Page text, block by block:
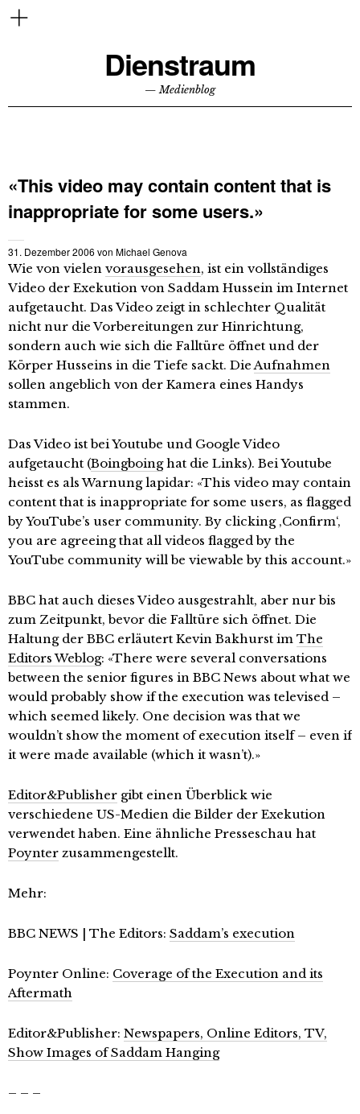
Dienstraum
— Medienblog
«This video may contain content that is
inappropriate for some users.»
31. Dezember 2006 von Michael Genova
Wie von vielen vorausgesehen, ist ein vollständiges
Video der Exekution von Saddam Hussein im Internet
aufgetaucht. Das Video zeigt in schlechter Qualität
nicht nur die Vorbereitungen zur Hinrichtung,
sondern auch wie sich die Falltüre öffnet und der
Körper Husseins in die Tiefe sackt. DieAufnahmen
sollen angeblich von der Kamera eines Handys
stammen.
Das Video ist bei Youtube und Google Video
aufgetaucht (Boingboinghat die Links). Bei Youtube
heisst es als Warnung lapidar: «This video may contain
content that is inappropriate for some users, as flagged
by YouTube’s user community. By clicking ‚Confirm‘,
you are agreeing that all videos flagged by the
YouTube community will be viewable by this account.»
BBC hat auch dieses Video ausgestrahlt, aber nur bis
zum Zeitpunkt, bevor die Falltüre sich öffnet. Die
Haltung der BBC erläutert Kevin Bakhurst im The
Editors Weblog: «There were several conversations
between the senior figures in BBC News about what we
would probably show if the execution was televised –
which seemed likely. One decision was that we
wouldn’t show the moment of execution itself – even if
it were made available (which it wasn’t).»
Editor&Publisher gibt einen Überblick wie
verschiedene US-Medien die Bilder der Exekution
verwendet haben. Eine ähnliche Presseschau hat
Poynter zusammengestellt.
Mehr:
BBC NEWS | The Editors: Saddam’s execution
Poynter Online: Coverage of the Execution and its
Aftermath
Editor&Publisher: Newspapers, Online Editors, TV,
Show Images of Saddam Hanging
– – –